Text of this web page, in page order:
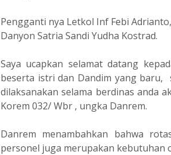
Pengganti nya Letkol Inf Febi
Danyon Satria Sandi Yudha Kostrad.
Saya ucapkan selamat datang
beserta istri dan Dandim yang baru,
dilaksanakan selama berdinas anda
Korem 032/ Wbr , ungka Danrem.
Danrem menambahkan bahwa
personel juga merupakan kebutuhan